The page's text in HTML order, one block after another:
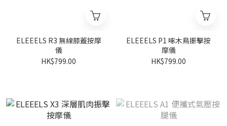
ELEEELS R3 無線膝蓋按摩
儀
HK$799.00
ELEEELS P1 啄木鳥振擊按
摩儀
HK$799.00